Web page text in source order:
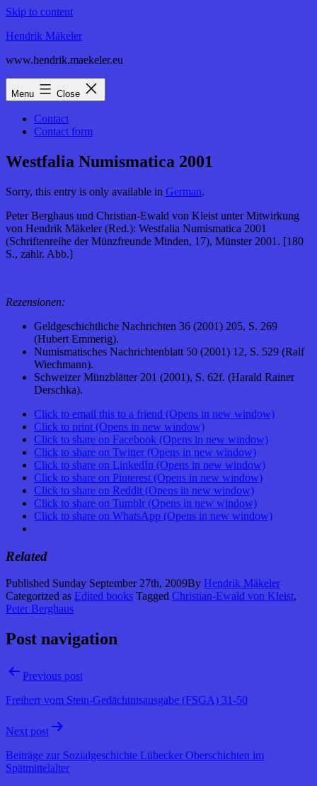
Skip to content
Hendrik Mäkeler
www.hendrik.maekeler.eu
Menu Close
Contact
Contact form
Westfalia Numismatica 2001
Sorry, this entry is only available in German.
Peter Berghaus und Christian-Ewald von Kleist unter Mitwirkung
von Hendrik Mäkeler (Red.): Westfalia Numismatica 2001
(Schriftenreihe der Münzfreunde Minden, 17), Münster 2001. [180
S., zahlr. Abb.]
Rezensionen:
Geldgeschichtliche Nachrichten 36 (2001) 205, S. 269
(Hubert Emmerig).
Numismatisches Nachrichtenblatt 50 (2001) 12, S. 529 (Ralf
Wiechmann).
Schweizer Münzblätter 201 (2001), S. 62f. (Harald Rainer
Derschka).
Click to email this to a friend (Opens in new window)
Click to print (Opens in new window)
Click to share on Facebook (Opens in new window)
Click to share on Twitter (Opens in new window)
Click to share on LinkedIn (Opens in new window)
Click to share on Pinterest (Opens in new window)
Click to share on Reddit (Opens in new window)
Click to share on Tumblr (Opens in new window)
Click to share on WhatsApp (Opens in new window)
Related
Published Sunday September 27th, 2009By Hendrik Mäkeler
Categorized as Edited books Tagged Christian-Ewald von Kleist,
Peter Berghaus
Post navigation
Previous post
Freiherr vom Stein-Gedächtnisausgabe (FSGA) 31-50
Next post
Beiträge zur Sozialgeschichte Lübecker Oberschichten im
Spätmittelalter